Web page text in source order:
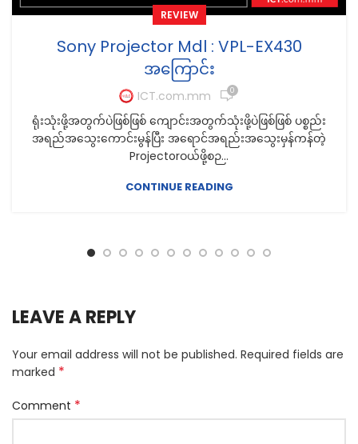
REVIEW
Sony Projector Mdl : VPL-EX430
အကြောင်း
ICT.com.mm 0
ရုံးသုံးဖို့အတွက်ပဲဖြစ်ဖြစ် ကျောင်းအတွက်သုံးဖို့ပဲဖြစ်ဖြစ် ပစ္စည်း
အရည်အသွေးကောင်းမွန်ပြီး အရောင်အရည်းအသွေးမှန်ကန်တဲ့
Projectorဝယ်ဖို့စဉ...
CONTINUE READING
LEAVE A REPLY
Your email address will not be published. Required fields are
marked *
Comment *